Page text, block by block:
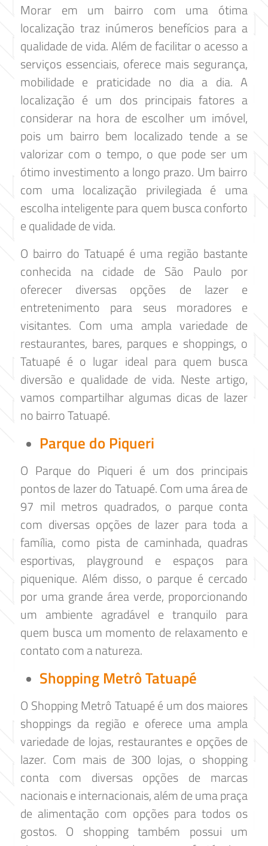
Morar em um bairro com uma ótima
localização traz inúmeros benefícios para a
qualidade de vida. Além de facilitar o acesso a
serviços essenciais, oferece mais segurança,
mobilidade e praticidade no dia a dia. A
localização é um dos principais fatores a
considerar na hora de escolher um imóvel,
pois um bairro bem localizado tende a se
valorizar com o tempo, o que pode ser um
ótimo investimento a longo prazo. Um bairro
com uma localização privilegiada é uma
escolha inteligente para quem busca conforto
e qualidade de vida.
O bairro do Tatuapé é uma região bastante
conhecida na cidade de São Paulo por
oferecer diversas opções de lazer e
entretenimento para seus moradores e
visitantes. Com uma ampla variedade de
restaurantes, bares, parques e shoppings, o
Tatuapé é o lugar ideal para quem busca
diversão e qualidade de vida. Neste artigo,
vamos compartilhar algumas dicas de lazer
no bairro Tatuapé.
Parque do Piqueri
O Parque do Piqueri é um dos principais
pontos de lazer do Tatuapé. Com uma área de
97 mil metros quadrados, o parque conta
com diversas opções de lazer para toda a
família, como pista de caminhada, quadras
esportivas, playground e espaços para
piquenique. Além disso, o parque é cercado
por uma grande área verde, proporcionando
um ambiente agradável e tranquilo para
quem busca um momento de relaxamento e
contato com a natureza.
Shopping Metrô Tatuapé
O Shopping Metrô Tatuapé é um dos maiores
shoppings da região e oferece uma ampla
variedade de lojas, restaurantes e opções de
lazer. Com mais de 300 lojas, o shopping
conta com diversas opções de marcas
nacionais e internacionais, além de uma praça
de alimentação com opções para todos os
gostos. O shopping também possui um